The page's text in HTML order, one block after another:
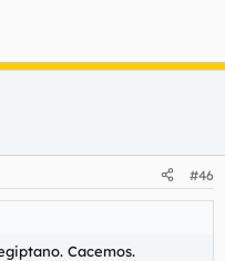
#46
Cacemos.